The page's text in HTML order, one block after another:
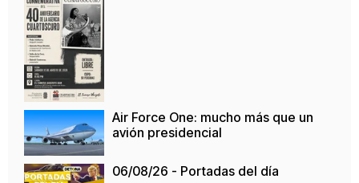
Air Force One: mucho más que un
avión presidencial
06/08/26 - Portadas del día